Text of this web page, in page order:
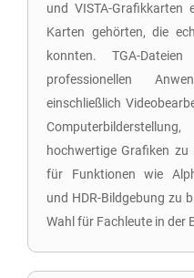
und VISTA-
Karten gehörten, die
konnten. TGA-
professionellen
einschließlich
hochwertige Grafiken
für Funktionen wie
und HDR-Bildgebung zu
Wahl für Fachleute in der